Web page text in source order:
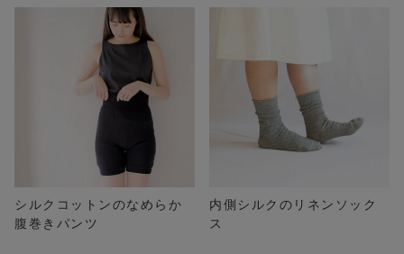
シルクコットンのなめらか
腹巻きパンツ
内側シルクのリネンソック
ス